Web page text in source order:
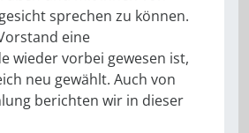
sprechen zu können.
eine
wieder vorbei gewesen ist,
neu gewählt. Auch von
berichten wir in dieser